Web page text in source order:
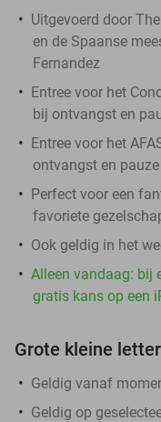
Uitgevoerd door
en de Spaanse
Fernandez
Entree voor het
bij ontvangst en
Entree voor het
ontvangst en
Perfect voor een
favoriete
Ook geldig in het
Alleen vandaag: bij
gratis kans op een
Grote kleine
Geldig vanaf
Geldig op